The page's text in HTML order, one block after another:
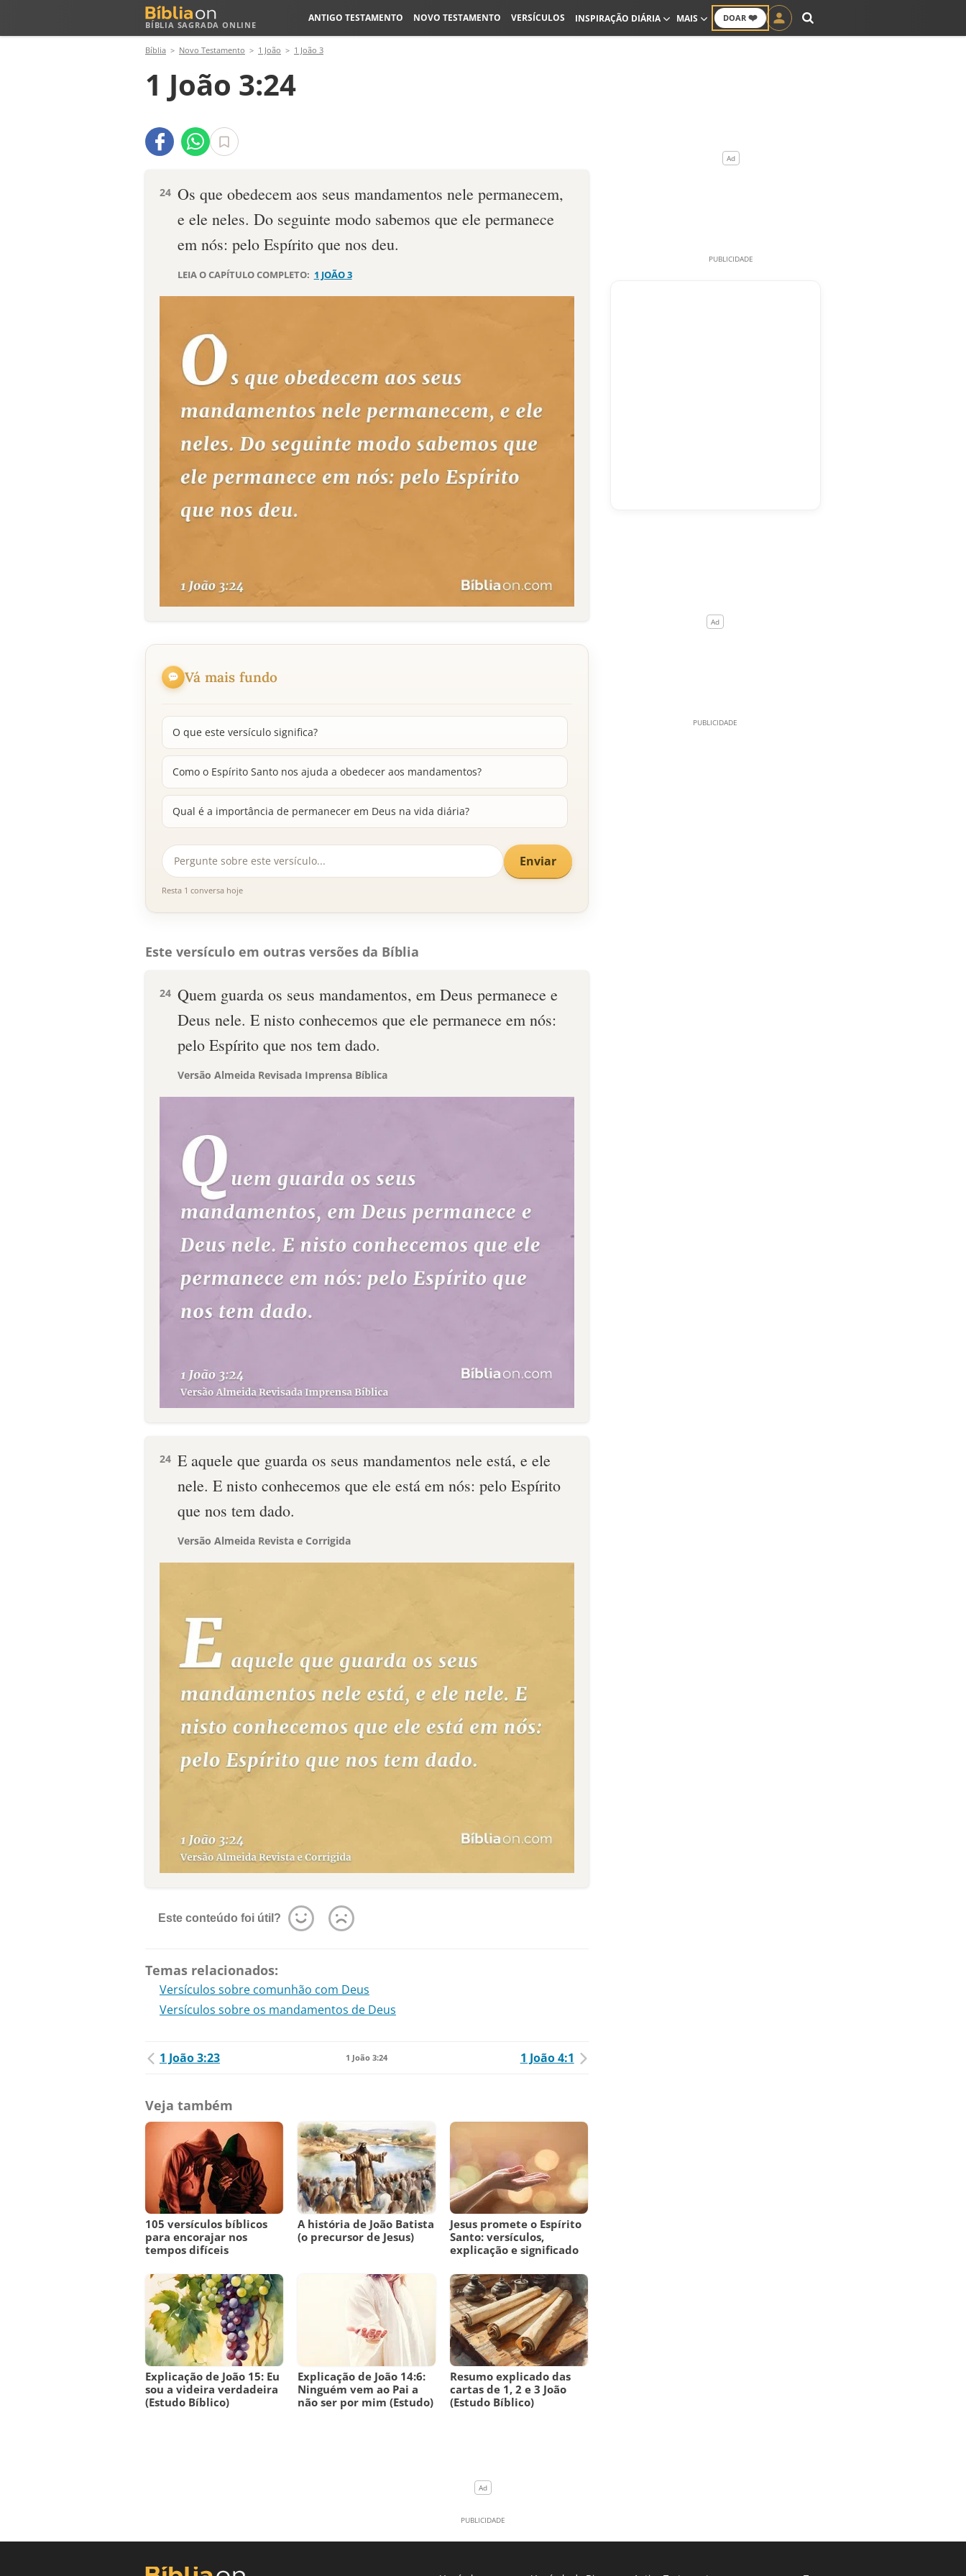
BÍBLIA SAGRADA ONLINE
DOAR ❤️
ANTIGO TESTAMENTO NOVO TESTAMENTO VERSÍCULOS INSPIRAÇÃO DIÁRIA MAIS
Bíblia Novo Testamento 1 João 1 João 3
1 João 3:24
24 Os que obedecem aos seus mandamentos nele permanecem,
e ele neles. Do seguinte modo sabemos que ele permanece
em nós: pelo Espírito que nos deu.
LEIA O CAPÍTULO COMPLETO: 1 JOÃO 3
Vá mais fundo
O que este versículo significa?
Como o Espírito Santo nos ajuda a obedecer aos mandamentos?
Qual é a importância de permanecer em Deus na vida diária?
Enviar
Resta 1 conversa hoje
Este versículo em outras versões da Bíblia
24 Quem guarda os seus mandamentos, em Deus permanece e
Deus nele. E nisto conhecemos que ele permanece em nós:
pelo Espírito que nos tem dado.
Versão Almeida Revisada Imprensa Bíblica
24 E aquele que guarda os seus mandamentos nele está, e ele
nele. E nisto conhecemos que ele está em nós: pelo Espírito
que nos tem dado.
Versão Almeida Revista e Corrigida
Este conteúdo foi útil?
Temas relacionados:
Versículos sobre comunhão com Deus
Versículos sobre os mandamentos de Deus
1 João 3:23 1 João 3:24 1 João 4:1
Veja também
105 versículos bíblicos
para encorajar nos
tempos difíceis
A história de João Batista
(o precursor de Jesus)
Jesus promete o Espírito
Santo: versículos,
explicação e significado
Explicação de João 15: Eu
sou a videira verdadeira
(Estudo Bíblico)
Explicação de João 14:6:
Ninguém vem ao Pai a
não ser por mim (Estudo)
Resumo explicado das
cartas de 1, 2 e 3 João
(Estudo Bíblico)